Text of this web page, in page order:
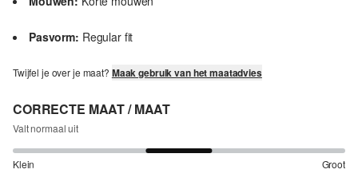
Pasvorm: Regular fit
Twijfel je over je maat? Maak gebruik van het maatadvies
CORRECTE MAAT / MAAT
Valt normaal uit
Klein Groot